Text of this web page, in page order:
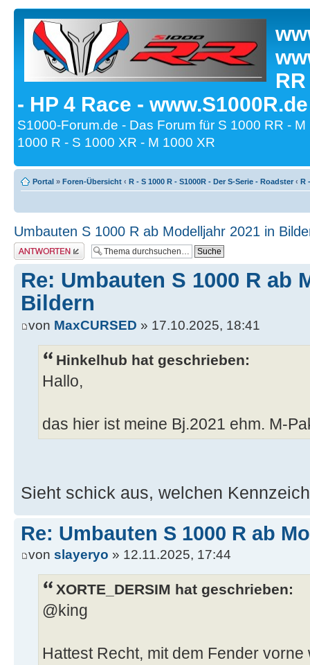
- HP 4 Race -
S1000-Forum.de - Das Forum für S 1000 RR -
1000 R - S 1000 XR - M 1000 XR
Portal » Foren-Übersicht ‹ R - S 1000 R - S1000R - Der S-Serie - Roadster ‹ R
Umbauten S 1000 R ab Modelljahr 2021 in
Antwort erstellen
Re: Umbauten S 1000 R ab
Bildern
von MaxCURSED » 17.10.2025, 18:41
Hinkelhub hat geschrieben:
Hallo,
das hier ist meine Bj.2021 ehm. M-
Sieht schick aus, welchen
Re: Umbauten S 1000 R ab
von slayeryo » 12.11.2025, 17:44
XORTE_DERSIM hat geschrieben:
@king
Hattest Recht, mit dem Fender